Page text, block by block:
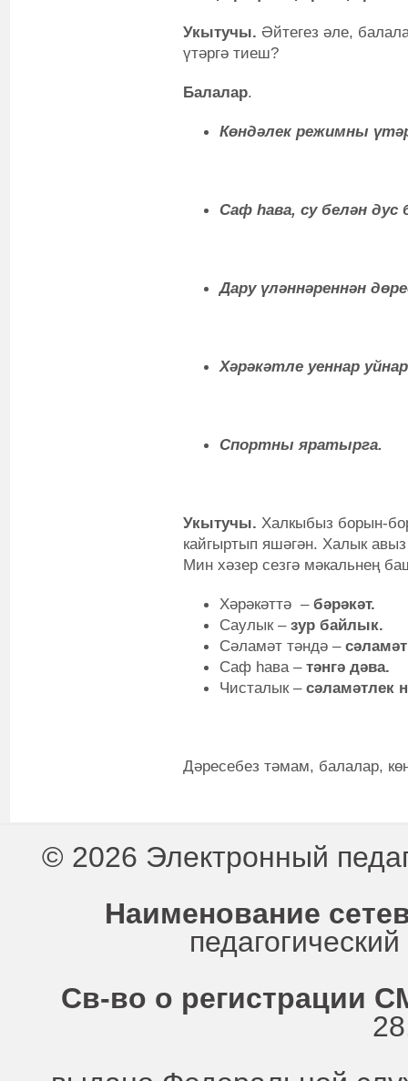
Укытучы. Әйтегез әле,
үтәргә тиеш?
Балалар.
Көндәлек режимны
Саф һава, су белән дус
Дару үләннәреннән
Хәрәкәтле уеннар
Спортны яратырга.
Укытучы. Халкыбыз борын-
кайгыртып яшәгән. Халык
Мин хәзер сезгә мәкальнең
Хәрәкәттә – бәрәкәт.
Саулык – зур байлык.
Сәламәт тәндә –
Саф һава – тәнгә дәва.
Чисталык – сәламәтлек
Дәресебез тәмам, балалар,
© 2026 Электронный
Наименование
Св-во о регистрации